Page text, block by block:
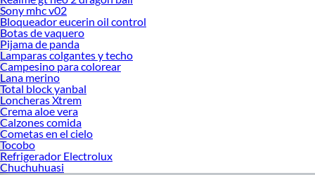
Sony mhc v02
Bloqueador eucerin oil control
Botas de vaquero
Pijama de panda
Lamparas colgantes y techo
Campesino para colorear
Lana merino
Total block yanbal
Loncheras Xtrem
Crema aloe vera
Calzones comida
Cometas en el cielo
Tocobo
Refrigerador Electrolux
Chuchuhuasi